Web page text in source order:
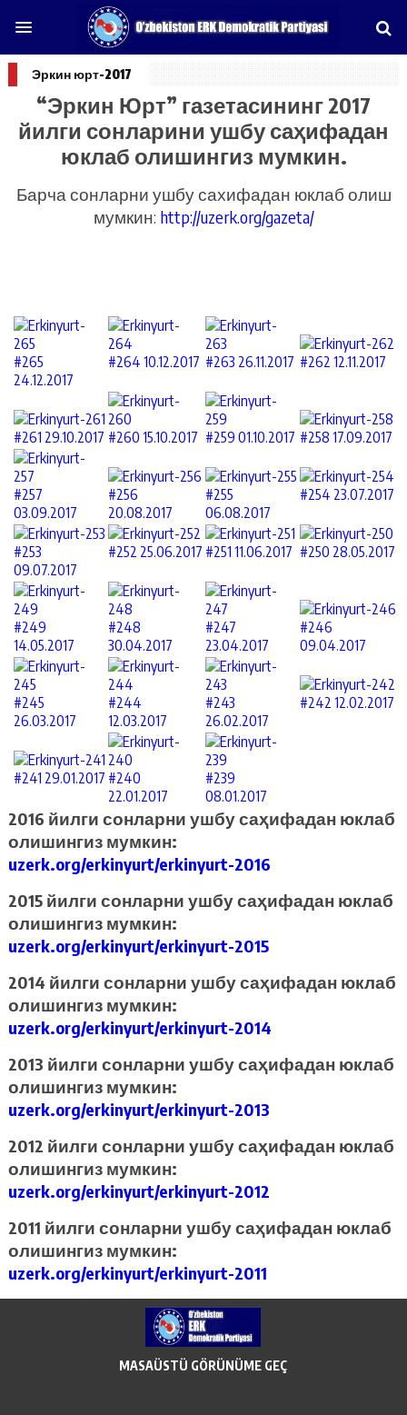
Эркин юрт-2017
“Эркин Юрт” газетасининг 2017
йилги сонларини ушбу саҳифадан
юклаб олишингиз мумкин.
Барча сонларни ушбу сахифадан юклаб олиш
мумкин: http://uzerk.org/gazeta/
#265
24.12.2017
#264 10.12.2017 #263 26.11.2017 #262 12.11.2017
#261 29.10.2017 #260 15.10.2017 #259 01.10.2017 #258 17.09.2017
#257
03.09.2017
#256
20.08.2017
#255
06.08.2017
#254 23.07.2017
#253
09.07.2017
#252 25.06.2017 #251 11.06.2017 #250 28.05.2017
#249
14.05.2017
#248
30.04.2017
#247
23.04.2017
#246
09.04.2017
#245
26.03.2017
#244
12.03.2017
#243
26.02.2017
#242 12.02.2017
#241 29.01.2017 #240
22.01.2017
#239
08.01.2017
2016 йилги сонларни ушбу саҳифадан юклаб
олишингиз мумкин:
uzerk.org/erkinyurt/erkinyurt-2016
2015 йилги сонларни ушбу саҳифадан юклаб
олишингиз мумкин:
uzerk.org/erkinyurt/erkinyurt-2015
2014 йилги сонларни ушбу саҳифадан юклаб
олишингиз мумкин:
uzerk.org/erkinyurt/erkinyurt-2014
2013 йилги сонларни ушбу саҳифадан юклаб
олишингиз мумкин:
uzerk.org/erkinyurt/erkinyurt-2013
2012 йилги сонларни ушбу саҳифадан юклаб
олишингиз мумкин:
uzerk.org/erkinyurt/erkinyurt-2012
2011 йилги сонларни ушбу саҳифадан юклаб
олишингиз мумкин:
uzerk.org/erkinyurt/erkinyurt-2011
MASAÜSTÜ GÖRÜNÜME GEÇ